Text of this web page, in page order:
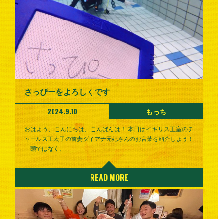
さっぴーをよろしくです
2024.9.10 もっち
おはよう、こんにちは、こんばんは！ 本日はイギリス王室のチ
ャールズ王太子の前妻ダイアナ元妃さんのお言葉を紹介しよう！
「頭ではなく、
READ MORE